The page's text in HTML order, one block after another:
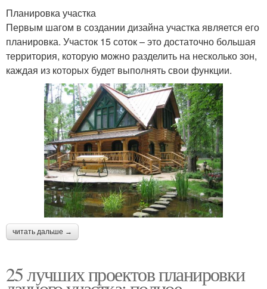
Планировка участка
Первым шагом в создании дизайна участка является его
планировка. Участок 15 соток – это достаточно большая
территория, которую можно разделить на несколько зон,
каждая из которых будет выполнять свои функции.
читать дальше →
25 лучших проектов планировки